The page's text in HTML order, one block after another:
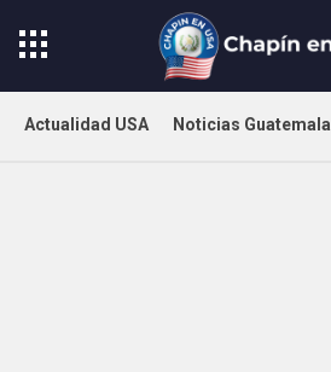
Actualidad USA Noticias Guatemala